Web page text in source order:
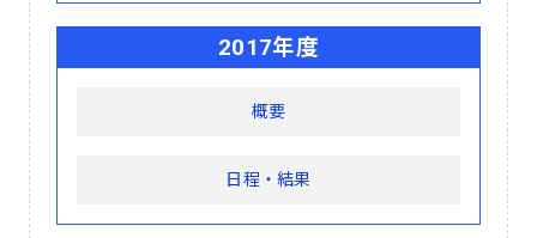
2017年度
概要
日程・結果